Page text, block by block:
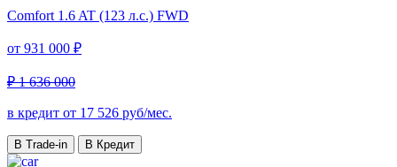
Comfort 1.6 AT (123 л.с.) FWD
от 931 000 ₽
₽ 1 636 000
в кредит от 17 526 руб/мес.
В Trade-in В Кредит